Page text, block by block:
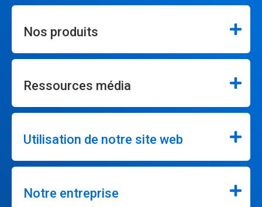
Nos produits
Ressources média
Utilisation de notre site web
Notre entreprise